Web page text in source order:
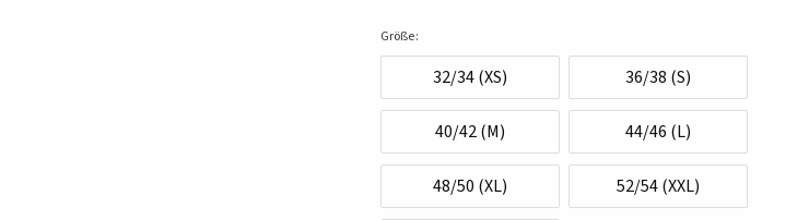
Größe:
32/34 (XS) 36/38 (S)
40/42 (M) 44/46 (L)
48/50 (XL) 52/54 (XXL)